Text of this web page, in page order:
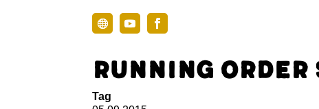
Running
Tag